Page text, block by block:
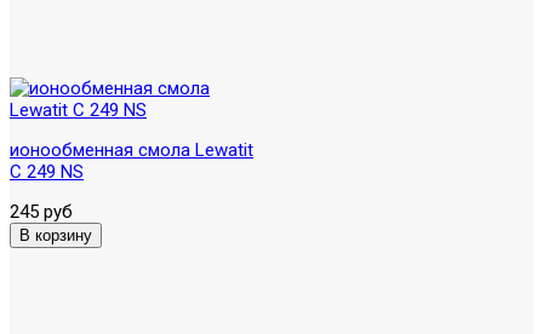
ионообменная смола Lewatit
C 249 NS
245 руб